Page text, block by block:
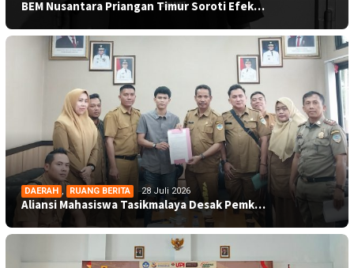
BEM Nusantara Priangan Timur Soroti Efek…
DAERAH , RUANG BERITA 28 Juli 2026
Aliansi Mahasiswa Tasikmalaya Desak Pemk…